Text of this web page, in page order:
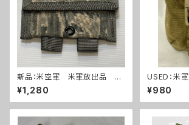
新品：米空軍 米軍放出品 デ
ジタルタイガー迷彩 ABU ユー
ティリティーポーチ(A0263)
¥1,280
USED：
レネードポ
C 海兵隊
¥980